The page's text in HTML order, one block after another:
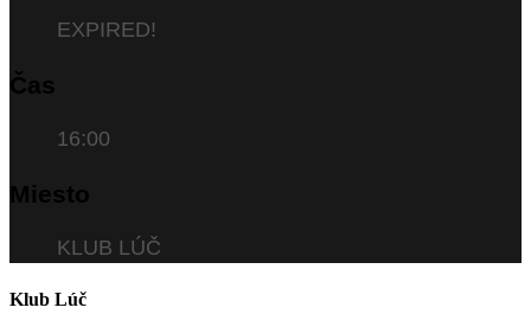
EXPIRED!
Čas
16:00
Miesto
KLUB LÚČ
Klub Lúč